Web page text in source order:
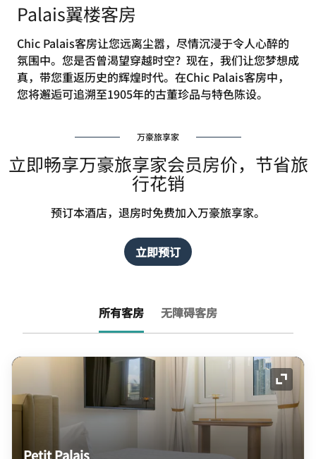
Palais翼楼客房
Chic Palais客房让您远离尘嚣，尽情沉浸于令人心醉的
氛围中。您是否曾渴望穿越时空？现在，我们让您梦想成
真，带您重返历史的辉煌时代。在Chic Palais客房中，
您将邂逅可追溯至1905年的古董珍品与特色陈设。
万豪旅享家
立即畅享万豪旅享家会员房价，节省旅
行花销
预订本酒店，退房时免费加入万豪旅享家。
立即预订
所有客房 无障碍客房
展开
Petit Palais